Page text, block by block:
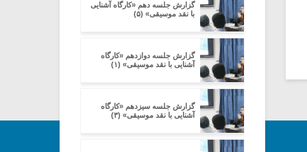
گزارش جلسه دهم «کارگاه آشنایی
با نقد موسیقی» (۵)
گزارش جلسه دوازدهم «کارگاه
آشنایی با نقد موسیقی» (۱)
گزارش جلسه سیزدهم «کارگاه
آشنایی با نقد موسیقی» (۳)